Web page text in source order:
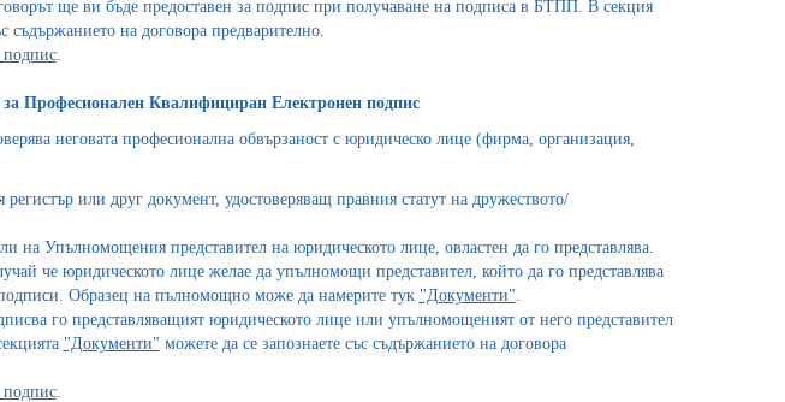
ще ви бъде предоставен за подпис при получаване на подписа в БТПП. В секция
съдържанието на договора предварително.
подпис.
Професионален Квалифициран Електронен подпис
неговата професионална обвързаност с юридическо лице (фирма, организация,
или друг документ, удостоверяващ правния статут на дружеството/
на Упълномощения представител на юридическото лице, овластен да го представлява.
че юридическото лице желае да упълномощи представител, който да го представлява
Образец на пълномощно може да намерите тук "Документи".
го представляващият юридическото лице или упълномощеният от него представител
"Документи" можете да се запознаете със съдържанието на договора
подпис.